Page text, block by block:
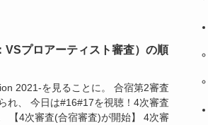
VSプロアーティスト審査）の順
2021-を見ることに。 合宿第2審査
れ、 今日は#16#17を視聴！4次審査
【4次審査(合宿審査)が開始】 4次審